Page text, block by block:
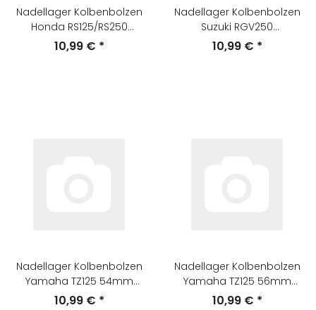
Nadellager Kolbenbolzen
Honda RS125/RS250
15x19x17,3mm
10,99 € *
Nadellager Kolbenbolzen
Suzuki RGV250
16x20x17,3mm
10,99 € *
Nadellager Kolbenbolzen
Yamaha TZ125 54mm
15x19x17,3mm
10,99 € *
Nadellager Kolbenbolzen
Yamaha TZ125 56mm
16x21x19,5mm
10,99 € *